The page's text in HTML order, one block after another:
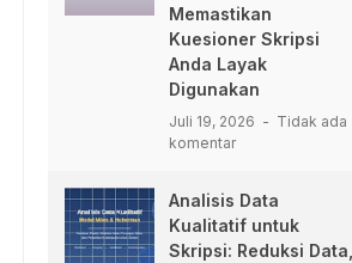
Memastikan
Kuesioner Skripsi
Anda Layak
Digunakan
Juli 19, 2026
Tidak ada
komentar
Analisis Data
Kualitatif untuk
Skripsi: Reduksi Data,